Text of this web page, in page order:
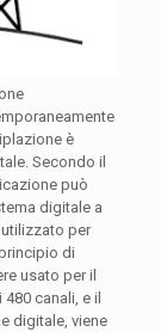
è
Secondo il
può
digitale a
per
di
usato per il
canali, e il
digitale, viene